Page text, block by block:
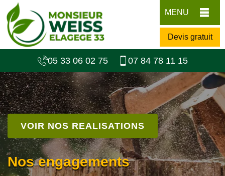
MENU
Devis gratuit
05 33 06 02 75 07 84 78 11 15
VOIR NOS REALISATIONS
Nos engagements